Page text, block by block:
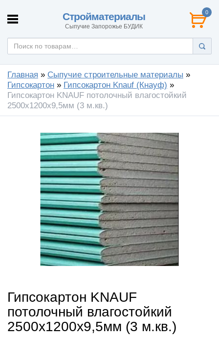
Стройматериалы
Сыпучие Запорожье БУДИК
0
Главная » Сыпучие строительные материалы »
Гипсокартон » Гипсокартон Knauf (Кнауф) »
Гипсокартон KNAUF потолочный влагостойкий
2500х1200х9,5мм (3 м.кв.)
Гипсокартон KNAUF
потолочный влагостойкий
2500х1200х9,5мм (3 м.кв.)